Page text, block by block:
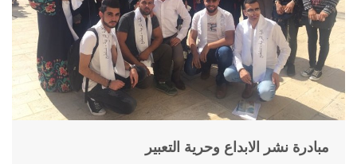
مبادرة نشر الابداع وحرية التعبير